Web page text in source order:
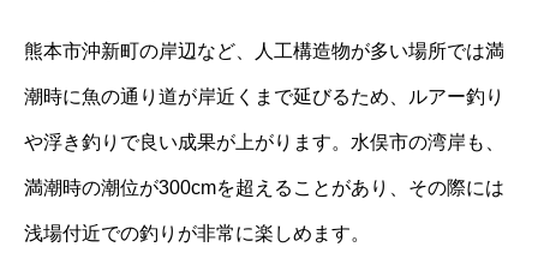
熊本市沖新町の岸辺など、人工構造物が多い場所では満
潮時に魚の通り道が岸近くまで延びるため、ルアー釣り
や浮き釣りで良い成果が上がります。水俣市の湾岸も、
満潮時の潮位が300cmを超えることがあり、その際には
浅場付近での釣りが非常に楽しめます。